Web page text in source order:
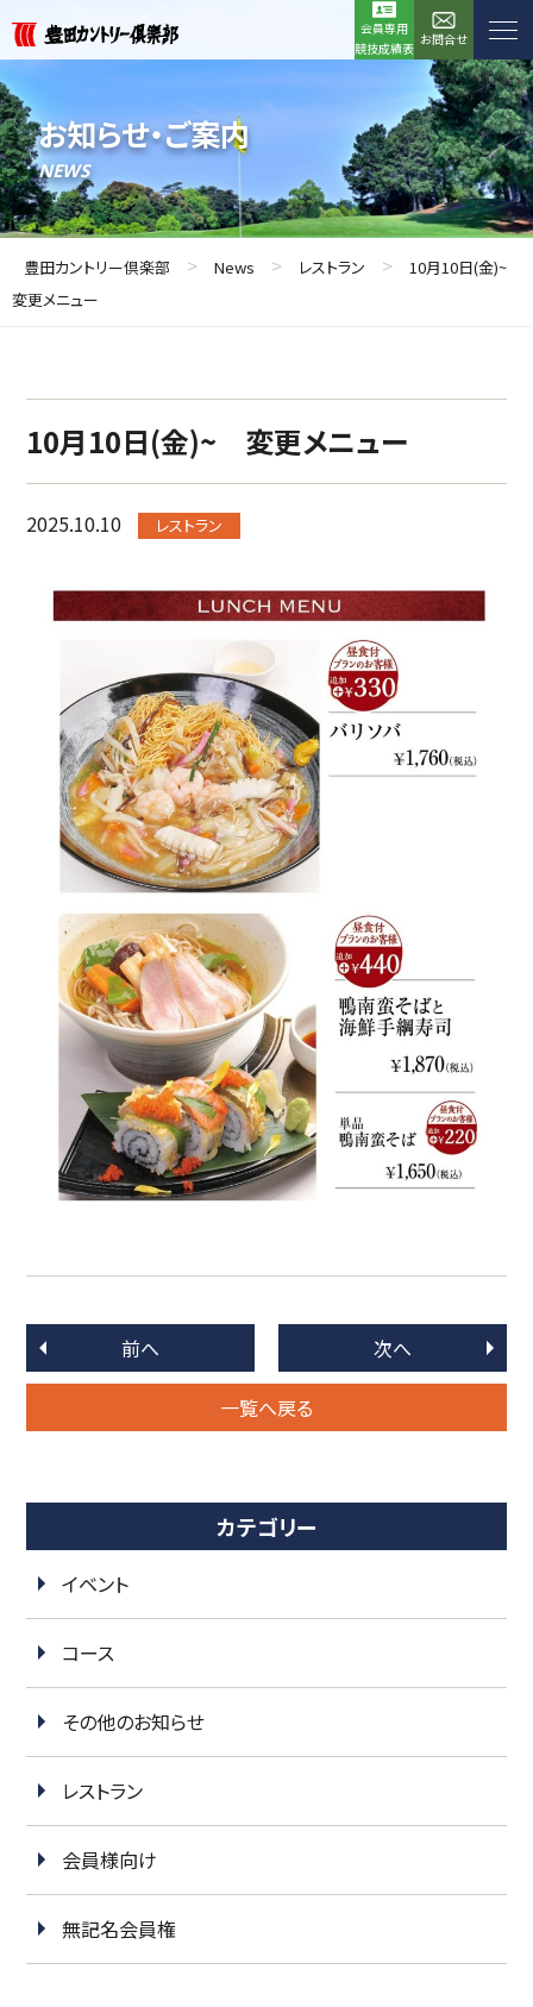
会員専用
競技成績表
お問合せ
お知らせ・ご案内
NEWS
豊田カントリー倶楽部 > News > レストラン >
10月10日(金)~
変更メニュー
10月10日(金)~ 変更メニュー
2025.10.10 レストラン
前へ
一覧へ戻る
次へ
カテゴリー
イベント
コース
その他のお知らせ
レストラン
会員様向け
無記名会員権